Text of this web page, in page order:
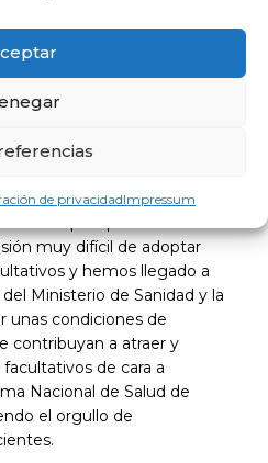
de privacidadImpressum
oferta concreta de
avanzar hacia la
actual, cuyo final pasa
la negociación directa entre
nuestra mano tendida
de conflicto y
muy difícil de adoptar
y hemos llegado a
Ministerio de Sanidad y la
unas condiciones de
contribuyan a atraer y
de cara a
Nacional de Salud de
el orgullo de